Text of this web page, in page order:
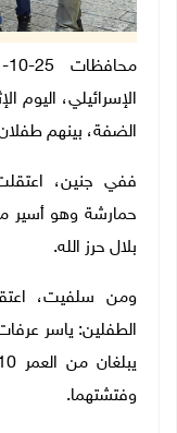
الضفة، بينهم
ففي جنين،
حمارشة وهو أسير
بلال حرز الله.
ومن سلفيت،
الطفلين: ياسر
وفتشتهما.